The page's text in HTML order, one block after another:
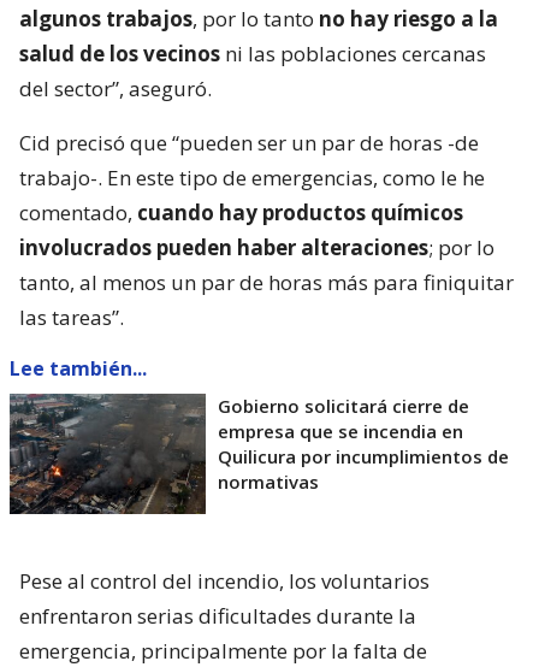
algunos trabajos, por lo tanto no hay riesgo a la
salud de los vecinos ni las poblaciones cercanas
del sector”, aseguró.
Cid precisó que “pueden ser un par de horas -de
trabajo-. En este tipo de emergencias, como le he
comentado, cuando hay productos químicos
involucrados pueden haber alteraciones; por lo
tanto, al menos un par de horas más para finiquitar
las tareas”.
Lee también...
Gobierno solicitará cierre de
empresa que se incendia en
Quilicura por incumplimientos de
normativas
Pese al control del incendio, los voluntarios
enfrentaron serias dificultades durante la
emergencia, principalmente por la falta de